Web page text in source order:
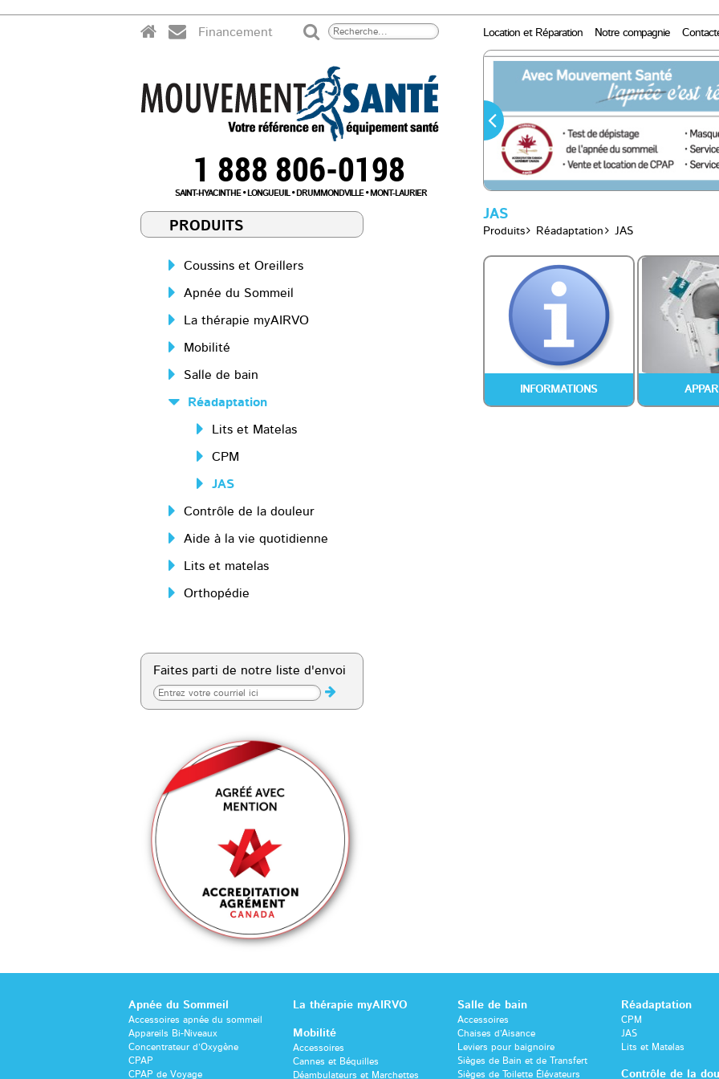
Financement Location et Réparation Notre compagnie
1 888 806-0198
SAINT-HYACINTHE LONGUEUIL DRUMMONDVILLE MONT-LAURIER
PRODUITS
Coussins et Oreillers
Apnée du Sommeil
La thérapie myAIRVO
Mobilité
Salle de bain
Réadaptation
Lits et Matelas
CPM
JAS
Contrôle de la douleur
Aide à la vie quotidienne
Lits et matelas
Orthopédie
Faites parti de notre liste d'envoi
JAS
Produits Réadaptation JAS
INFORMATIONS
Apnée du Sommeil
Accessoires apnée du sommeil
Appareils Bi-Niveaux
Concentrateur d’Oxygène
CPAP
CPAP de Voyage
La thérapie myAIRVO
Mobilité
Accessoires
Cannes et Béquilles
Déambulateurs et Marchettes
Salle de bain
Accessoires
Chaises d’Aisance
Leviers pour baignoire
Sièges de Bain et de Transfert
Sièges de Toilette Élévateurs
Réadaptation
CPM
JAS
Lits et Matelas
Contrôle de la